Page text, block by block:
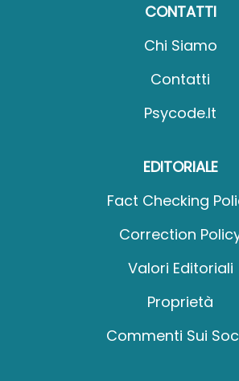
CONTATTI
Chi Siamo
Contatti
Psycode.it
EDITORIALE
Fact Checking
Correction
Valori Editoriali
Proprietà
Commenti Sui